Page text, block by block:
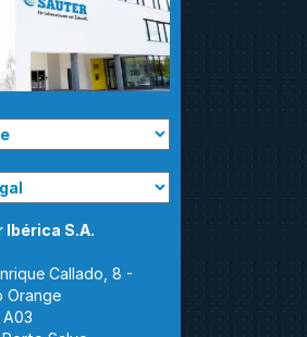
Ibérica S.A.
Callado, 8 -
Orange